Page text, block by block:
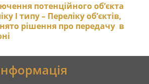
потенційного об’єкта
I типу – Переліку об’єктів,
рішення про передачу в